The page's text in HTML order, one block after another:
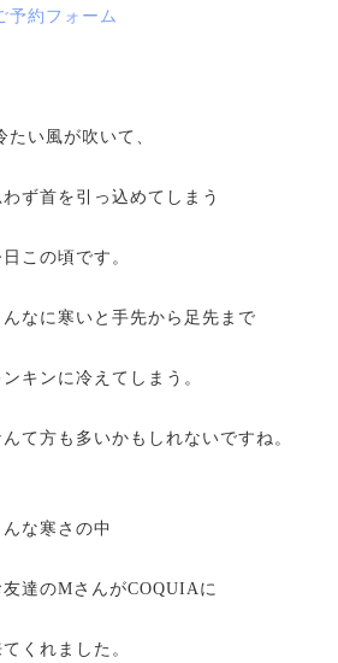
予約フォーム
たい風が吹いて、
わず首を引っ込めてしまう
この頃です。
んなに寒いと手先から足先まで
ンキンに冷えてしまう。
んて方も多いかもしれないですね。
んな寒さの中
友達のMさんがCOQUIAに
くれました。